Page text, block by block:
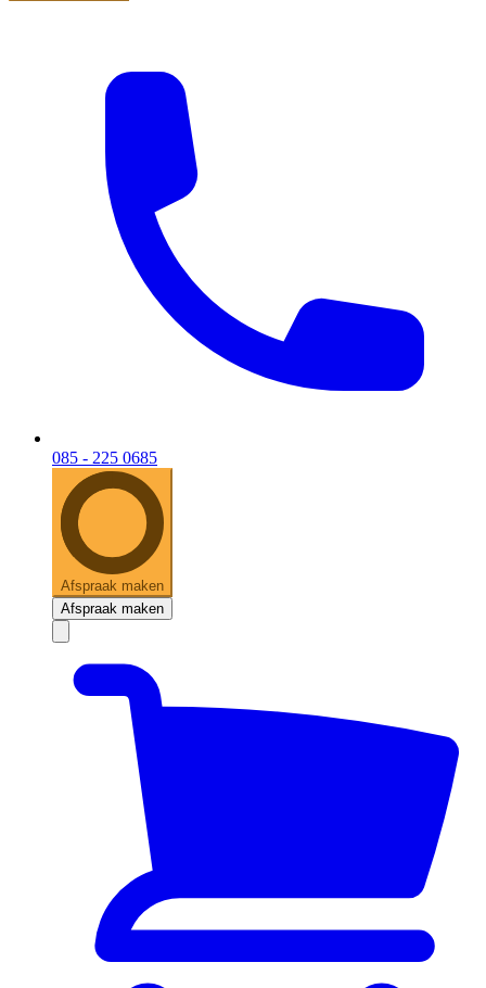
085 - 225 0685
Afspraak maken
Afspraak maken